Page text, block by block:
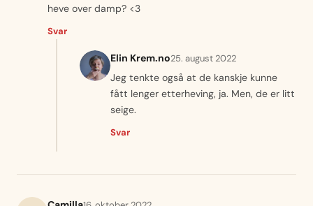
heve over damp? <3
Svar
Elin Krem.no25. august 2022
Jeg tenkte også at de kanskje kunne
fått lenger etterheving, ja. Men, de er litt
seige.
Svar